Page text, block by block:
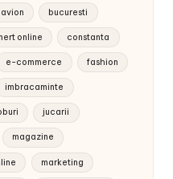
bucuresti
online constanta
e-commerce fashion
imbracaminte
jucarii
magazine
marketing